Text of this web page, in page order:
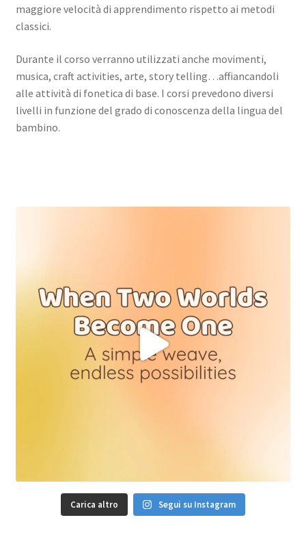
maggiore velocità di apprendimento rispetto ai metodi
classici.
Durante il corso verranno utilizzati anche movimenti,
musica, craft activities, arte, story telling…affiancandoli
alle attività di fonetica di base. I corsi prevedono diversi
livelli in funzione del grado di conoscenza della lingua del
bambino.
Carica altro Segui su Instagram